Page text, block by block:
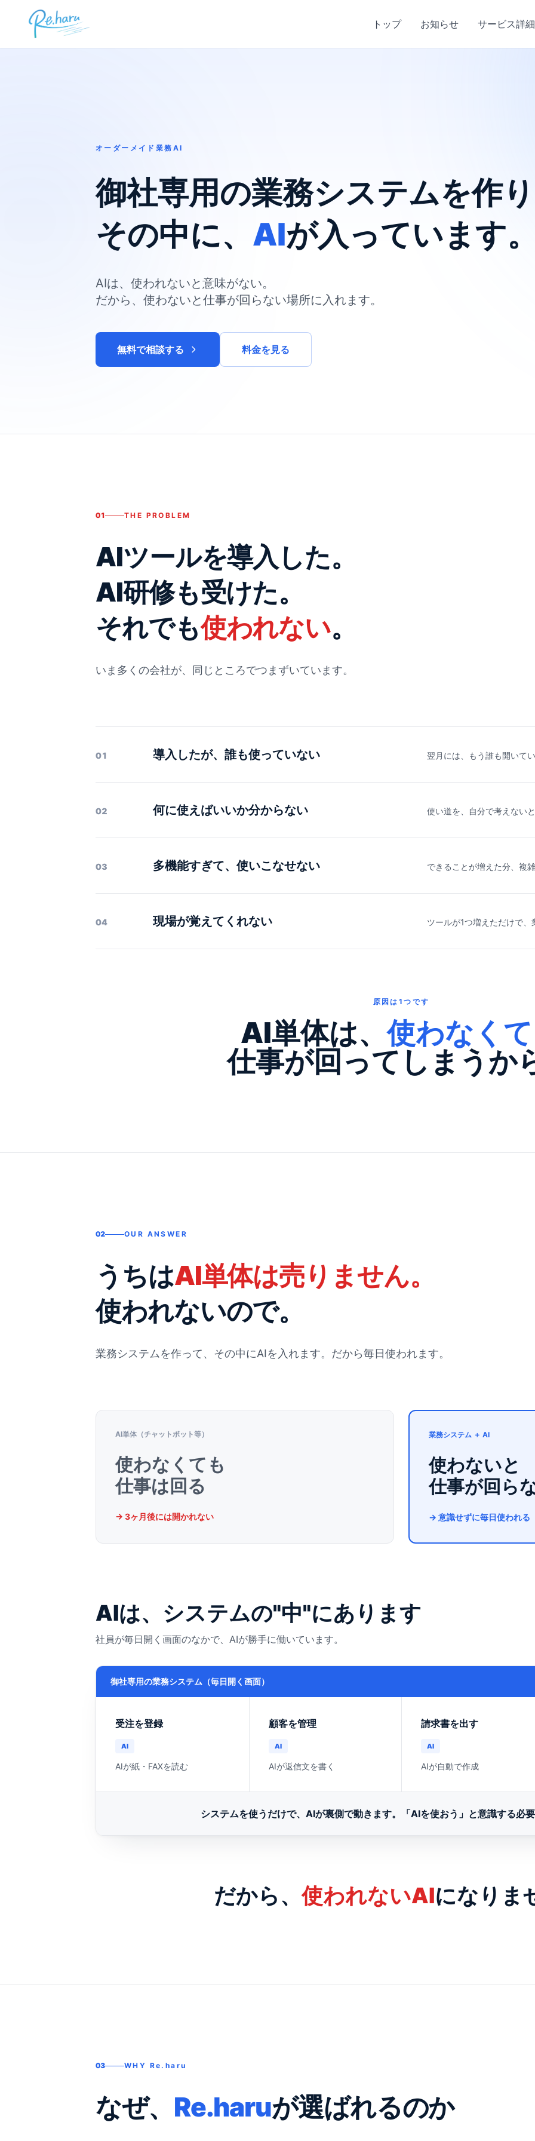
トップ お知らせ サービス詳細
オーダーメイド業務AI
御社専用の業務システムを作
その中に、 AIが入っています
AIは、使われないと意味がない。
だから、使わないと仕事が回らない場所に入れます。
無料で相談する 料金を見る
01 THE PROBLEM
AIツールを導入した。
AI研修も受けた。
それでも使われない。
いま多くの会社が、同じところでつまずいています。
01 導入したが、誰も使っていない 翌月には、もう誰も開いて
02 何に使えばいいか分からない 使い道を、自分で考えない
03 多機能すぎて、使いこなせない できることが増えた分、複
04 現場が覚えてくれない ツールが1つ増えただけで、
原因は1つです
AI単体は、使わなく
仕事が回ってしまうか
02 OUR ANSWER
うちはAI単体は売りません。
使われないので。
業務システムを作って、その中にAIを入れます。だから毎日使われます。
AI単体 （チャットボット等）
使わなくても
仕事は回る
→ 3ヶ月後には開かれない
業務システム ＋ AI
使わないと
仕事が回ら
→ 意識せずに毎日使われる
AIは、システムの"中"にあります
社員が毎日開く画面のなかで、AIが勝手に働いています。
御社専用の業務システム（毎日開く画面）
受注を登録
AI
AIが紙・FAXを読む
顧客を管理
AI
AIが返信文を書く
請求書を出す
AI
AIが自動で作成
システムを使うだけで、AIが裏側で動きます。 「AIを使おう」と意識する必
だから、使われないAIになりま
03 WHY Re.haru
なぜ、 Re.haruが選ばれるのか